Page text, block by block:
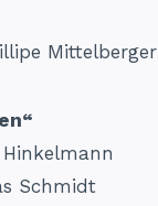
Mittelberger
Schmidt